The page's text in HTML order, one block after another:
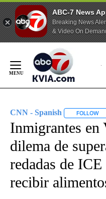
ABC-7 News
Breaking News
& Video On
Content
CNN - Spanish FOLLOW
Inmigrantes en
dilema de
redadas de
recibir